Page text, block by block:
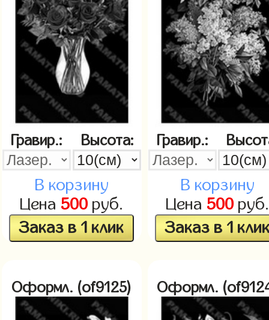
Гравир.: Высота:
В корзину
Цена 500руб.
Заказ в 1 клик
Гравир.:
В корзину
Цена 500руб.
Заказ в 1
Оформл. (of9125) Оформл.